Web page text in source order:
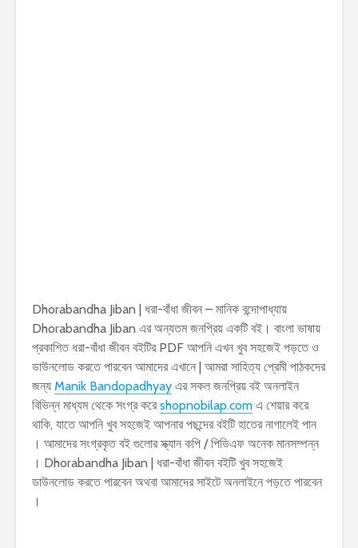
Dhorabandha Jiban | ধরা-বাঁধা জীবন – মানিক বন্দোপাধ্যায়
Dhorabandha Jiban এর অন্যতম জনপ্রিয় একটি বই। বাংলা ভাষায়
প্রকাশিত ধরা-বাঁধা জীবন বইটির PDF আপনি এখন খুব সহজেই পড়তে ও
ডাউনলোড করতে পারবেন আমাদের এখানে | আমরা সাহিত্য প্রেমী পাঠকদের
জন্য Manik Bandopadhyay এর সকল জনপ্রিয় বই অনলাইন
বিভিন্ন মাধ্যম থেকে সংগ্র করেshopnobilap.com এ শেয়ার করে
থাকি, যাতে আপনি খুব সহজেই আপনার পছন্দের বইটি হাতের নাগালেই পান
। আমাদের সংগ্রকৃত বই গুলোর স্ক্যান কপি / পিডিএফ অনেক মানসম্পন্ন
। Dhorabandha Jiban | ধরা-বাঁধা জীবন বইটি খুব সহজেই
ডাউনলোড করতে পারবেন অথবা আমাদের সাইটে অনলাইনে পড়তে পারবেন
।